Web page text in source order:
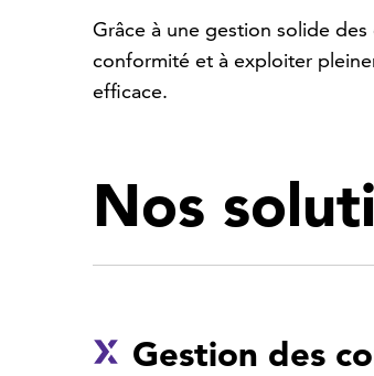
Grâce à une gestion solide des
conformité et à exploiter
efficace.
Nos
Gestion des